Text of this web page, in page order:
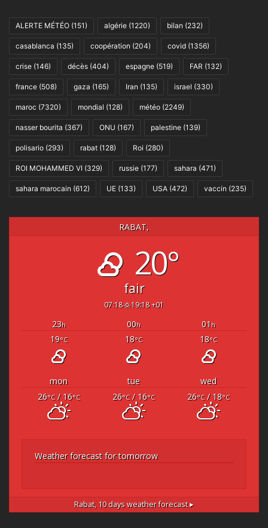
ALERTE MÉTÉO (151) algérie (1220) bilan (232)
casablanca (135) coopération (204) covid (1356)
crise (146) décès (404) espagne (519) FAR (132)
france (508) gaza (165) Iran (135) israel (330)
maroc (7320) mondial (128) météo (2249)
nasser bourita (367) ONU (167) palestine (139)
polisario (293) rabat (128) Roi (280)
ROI MOHAMMED VI (329) russie (177) sahara (471)
sahara marocain (612) UE (133) USA (472) vaccin (235)
RABAT,
20°
fair
07:18 19:18 +01
23h 00h 01 h
19°C 18°C 18°C
mon tue
wed
26°C/ 16°C 26°C/ 16°C 26°C/ 18°C
Weather forecast for tomorrow
Rabat, 10 days weather forecast ▸